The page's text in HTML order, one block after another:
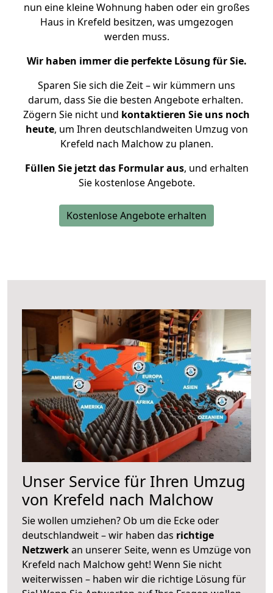
nun eine kleine Wohnung haben oder ein großes
Haus in Krefeld besitzen, was umgezogen
werden muss.
Wir haben immer die perfekte Lösung für Sie.
Sparen Sie sich die Zeit – wir kümmern uns
darum, dass Sie die besten Angebote erhalten.
Zögern Sie nicht und kontaktieren Sie uns noch
heute, um Ihren deutschlandweiten Umzug von
Krefeld nach Malchow zu planen.
Füllen Sie jetzt das Formular aus, und erhalten
Sie kostenlose Angebote.
Kostenlose Angebote erhalten
Unser Service für Ihren Umzug
von Krefeld nach Malchow
Sie wollen umziehen? Ob um die Ecke oder
deutschlandweit – wir haben das richtige
Netzwerkan unserer Seite, wenn es Umzüge von
Krefeld nach Malchow geht! Wenn Sie nicht
weiterwissen – haben wir die richtige Lösung für